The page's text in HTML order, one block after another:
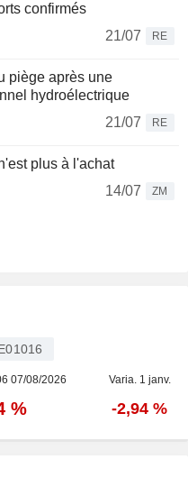
confirmés
21/07
RE
piège après une
hydroélectrique
21/07
RE
plus à l'achat
14/07
ZM
07/08/2026 Varia. 1 janv.
% -2,94 %